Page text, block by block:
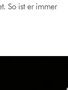
So ist er immer